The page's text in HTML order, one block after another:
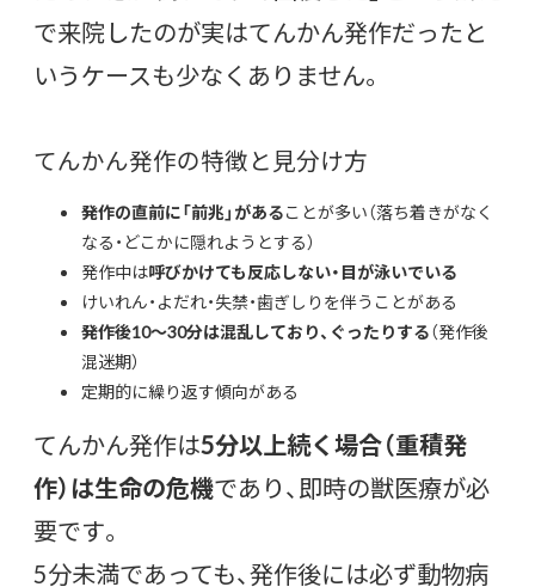
で来院したのが実はてんかん発作だったと
いうケースも少なくありません。
てんかん発作の特徴と見分け方
発作の直前に「前兆」があることが多い（落ち着きがなく
なる・どこかに隠れようとする）
発作中は呼びかけても反応しない・目が泳いでいる
けいれん・よだれ・失禁・歯ぎしりを伴うことがある
発作後10〜30分は混乱しており、ぐったりする（発作後
混迷期）
定期的に繰り返す傾向がある
てんかん発作は5分以上続く場合（重積発
作）は生命の危機であり、即時の獣医療が必
要です。
5分未満であっても、発作後には必ず動物病